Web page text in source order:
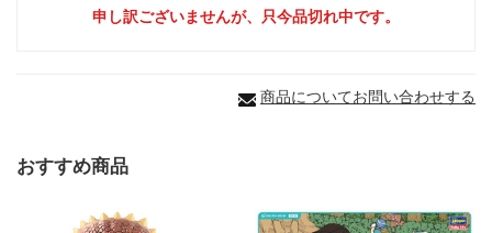
申し訳ございませんが、只今品切れ中です。
商品についてお問い合わせする
おすすめ商品